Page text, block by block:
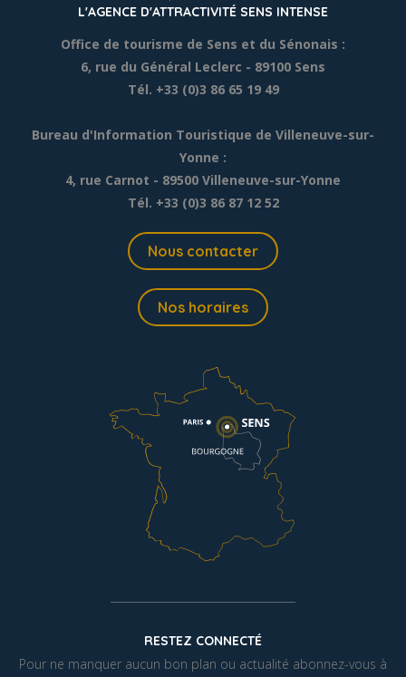
L'AGENCE D'ATTRACTIVITÉ SENS INTENSE
Office de tourisme de Sens et du Sénonais :
6, rue du Général Leclerc - 89100 Sens
Tél. +33 (0)3 86 65 19 49
Bureau d'Information Touristique de Villeneuve-sur-
Yonne :
4, rue Carnot - 89500 Villeneuve-sur-Yonne
Tél. +33 (0)3 86 87 12 52
Nous contacter
Nos horaires
RESTEZ CONNECTÉ
Pour ne manquer aucun bon plan ou actualité abonnez-vous à